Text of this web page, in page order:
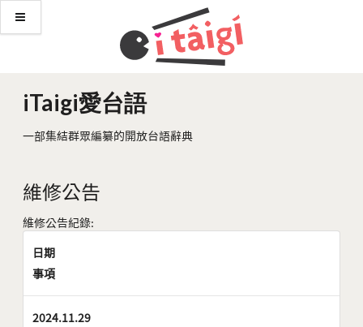
iTaigi愛台語
一部集結群眾編纂的開放台語辭典
維修公告
維修公告紀錄:
日期
事項
2024.11.29